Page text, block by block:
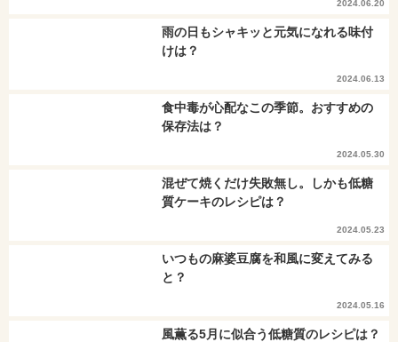
2024.06.20
雨の日もシャキッと元気になれる味付
けは？
2024.06.13
食中毒が心配なこの季節。おすすめの
保存法は？
2024.05.30
混ぜて焼くだけ失敗無し。しかも低糖
質ケーキのレシピは？
2024.05.23
いつもの麻婆豆腐を和風に変えてみる
と？
2024.05.16
風薫る5月に似合う低糖質のレシピは？